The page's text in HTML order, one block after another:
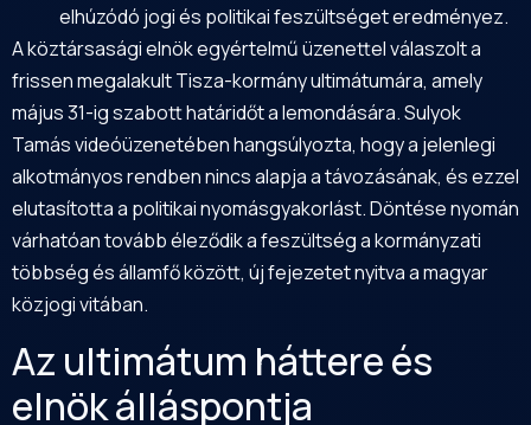
elhúzódó jogi és politikai feszültséget eredményez.
A köztársasági elnök egyértelmű üzenettel válaszolt a
frissen megalakult Tisza-kormány ultimátumára, amely
május 31-ig szabott határidőt a lemondására. Sulyok
Tamás videóüzenetében hangsúlyozta, hogy a jelenlegi
alkotmányos rendben nincs alapja a távozásának, és ezzel
elutasította a politikai nyomásgyakorlást. Döntése nyomán
várhatóan tovább éleződik a feszültség a kormányzati
többség és államfő között, új fejezetet nyitva a magyar
közjogi vitában.
Az ultimátum háttere és
elnök álláspontja